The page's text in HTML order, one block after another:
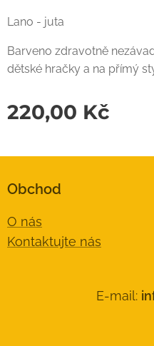
Lano - juta
Barveno zdravotně
dětské hračky a na přímý
220,00 Kč
Obchod
O nás
Kontaktujte nás
E-mail: